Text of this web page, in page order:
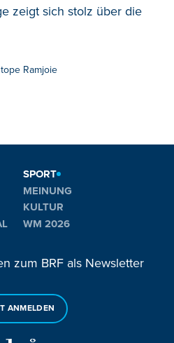
zeigt sich stolz über die
Ramjoie
SPORT
MEINUNG
KULTUR
WM 2026
zum BRF als Newsletter
ANMELDEN